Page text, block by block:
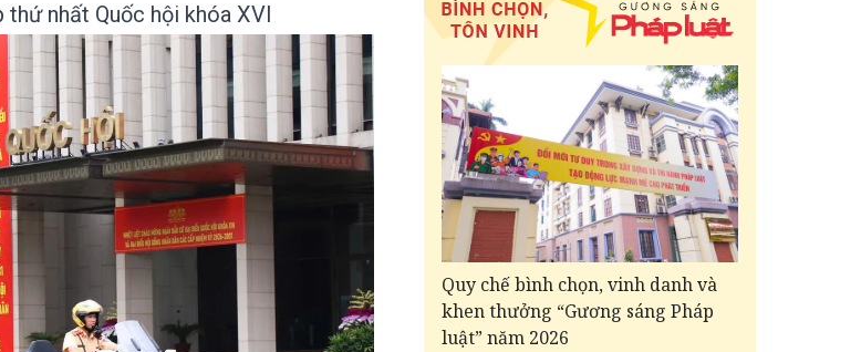
nhất Quốc hội khóa XVI
Quy chế bình chọn, vinh danh và
khen thưởng “Gương sáng Pháp
luật” năm 2026